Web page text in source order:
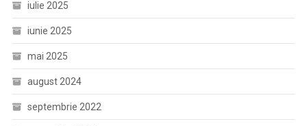
iulie 2025
iunie 2025
mai 2025
august 2024
septembrie 2022